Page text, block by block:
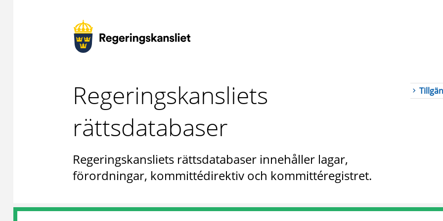
Regeringskansliets
rättsdatabaser
Regeringskansliets rättsdatabaser innehåller lagar,
förordningar, kommittédirektiv och kommittéregistret.